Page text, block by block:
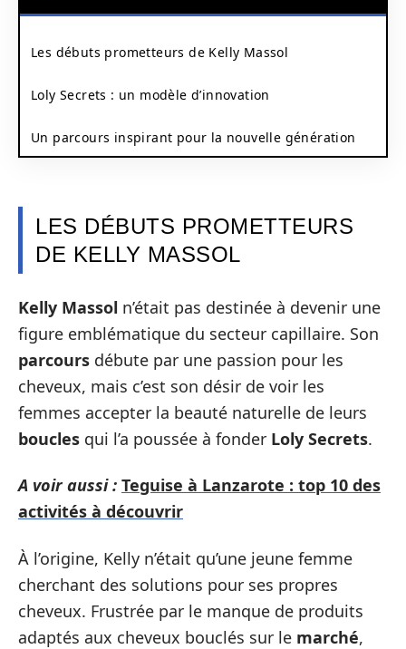
Les débuts prometteurs de Kelly Massol
Loly Secrets : un modèle d’innovation
Un parcours inspirant pour la nouvelle génération
LES DÉBUTS PROMETTEURS
DE KELLY MASSOL
Kelly Massol n’était pas destinée à devenir une
figure emblématique du secteur capillaire. Son
parcours débute par une passion pour les
cheveux, mais c’est son désir de voir les
femmes accepter la beauté naturelle de leurs
boucles qui l’a poussée à fonder Loly Secrets.
A voir aussi : Teguise à Lanzarote : top 10 des
activités à découvrir
À l’origine, Kelly n’était qu’une jeune femme
cherchant des solutions pour ses propres
cheveux. Frustrée par le manque de produits
adaptés aux cheveux bouclés sur le marché,